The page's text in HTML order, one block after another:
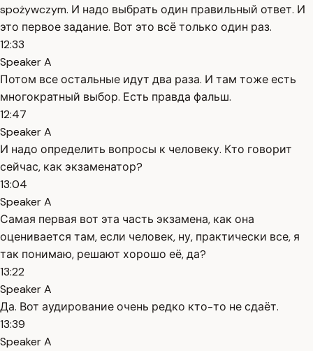
spożywczym. И надо выбрать один правильный ответ. И
это первое задание. Вот это всё только один раз.
12:33
Speaker A
Потом все остальные идут два раза. И там тоже есть
многократный выбор. Есть правда фальш.
12:47
Speaker A
И надо определить вопросы к человеку. Кто говорит
сейчас, как экзаменатор?
13:04
Speaker A
Самая первая вот эта часть экзамена, как она
оценивается там, если человек, ну, практически все, я
так понимаю, решают хорошо её, да?
13:22
Speaker A
Да. Вот аудирование очень редко кто-то не сдаёт.
13:39
Speaker A